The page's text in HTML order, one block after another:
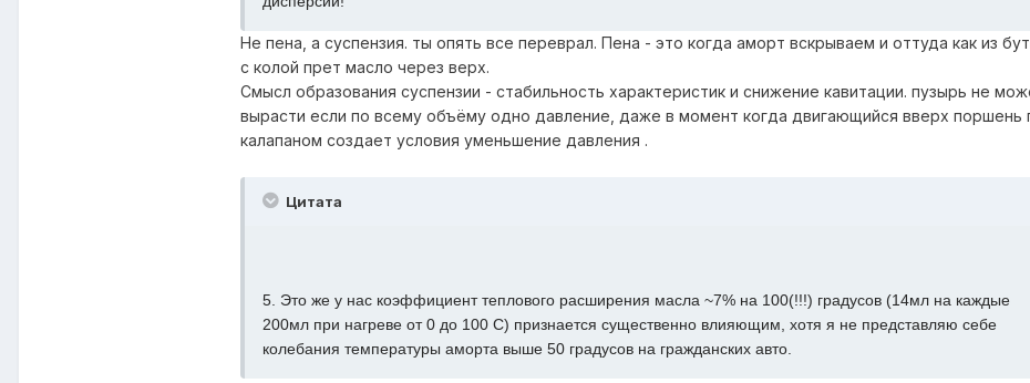
Не пена, а суспензия. ты опять все переврал. Пена - это когда аморт вскрываем и оттуда как из
с колой прет масло через верх.
Смысл образования суспензии - стабильность характеристик и снижение кавитации. пузырь не
вырасти если по всему объёму одно давление, даже в момент когда двигающийся вверх поршень
калапаном создает условия уменьшение давления .
Цитата
5. Это же у нас коэффициент теплового расширения масла ~7% на 100(!!!) градусов (14мл на каждые
200мл при нагреве от 0 до 100 С) признается существенно влияющим, хотя я не представляю себе
колебания температуры аморта выше 50 градусов на гражданских авто.